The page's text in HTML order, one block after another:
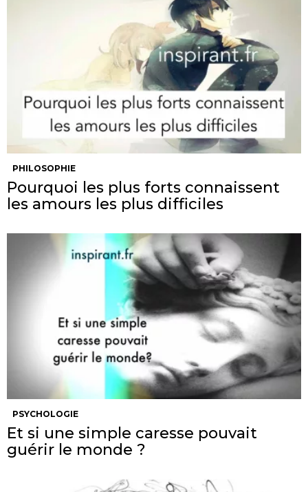
PHILOSOPHIE
Pourquoi les plus forts connaissent
les amours les plus difficiles
PSYCHOLOGIE
Et si une simple caresse pouvait
guérir le monde ?